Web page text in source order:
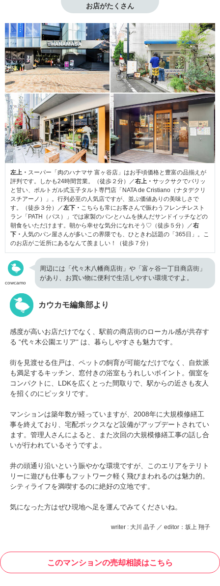
お店がたくさん
左上・ スーパー「肉のハナマサ 富ヶ谷店」はお手頃価格と豊富の品揃えが
評判です。しかも24時間営業。（徒歩２分）／右上・ サックサクでバリッ
と甘い、ポルトガル式玉子タルト専門店「NATA de Cristiano（ナタデクリ
スチアーノ）」。行列必至の人気店ですが、並ぶ価値ありの美味しさで
す。（徒歩３分）／左下・ こちらも常にお客さんで賑わうフレンチレスト
ラン「PATH（パス）」では家製のパンとハムを挟んだサンドイッチなどの
朝食をいただけます。朝から幸せな気分になれそう♡（徒歩５分）／右
下・ 人気のパン屋さんが多いこの界隈でも、ひときわ話題の「365日」。こ
のお店がご近所にあるなんて羨ましい！（徒歩７分）
cowcamo
周辺には「代々木八幡商店街」や「富ヶ谷一丁目商店街」
があり、お買い物に便利で生活しやすい環境ですよ。
カウカモ編集部より
感度が高いお店だけでなく、駅前の商店街のローカル感が共存す
る “代々木公園エリア“ は、暮らしやすさも魅力です。
街を見渡せる住戸は、ペットの飼育が可能なだけでなく、自炊派
も満足するキッチン、窓付きの浴室もうれしいポイント。個室を
コンパクトに、LDKを広くとった間取りで、駅からの近さも友人
を招くのにピッタリです。
マンションは築年数が経っていますが、2008年に大規模修繕工
事を終えており、宅配ボックスなど設備がアップデートされてい
ます。管理人さんによると、また次回の大規模修繕工事の話し合
いが行われているそうですよ。
井の頭通り沿いという賑やかな環境ですが、このエリアをテリト
リーに遊びも仕事もフットワーク軽く飛びまわれるのは魅力的。
シティライフを満喫するのに絶好の立地です。
気になった方はぜひ現地へ足を運んでみてくださいね。
writer : 大川 晶子 ／ editor：坂上 翔子
このマンションの売却相談はこちら